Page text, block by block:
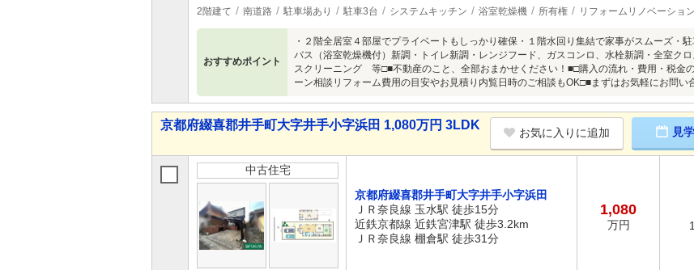
2階建て 南道路 駐車場あり 駐車3台 システムキッチン 浴室乾燥機 所有権 リフォームリノベーション
おすすめポイント
・２階全居室４部屋でプライベートもしっかり確保・１階水回り集結で家事がスムーズ・
バス（浴室乾燥機付）新調・トイレ新調・レンジフード、ガスコンロ、水栓新調・全室ク
スクリーニング 等□■不動産のこと、全部おまかせください！■□購入の流れ・費用・税金
ーン相談リフォーム費用の目安やお見積り内覧日時のご相談もOK□■まずはお気軽にお問い
京都府綴喜郡井手町大字井手小字浜田 1,080万円 3LDK
お気に入りに追加 見
中古住宅
京都府綴喜郡井手町大字井手小字浜田
ＪＲ奈良線 玉水駅 徒歩15分
近鉄京都線 近鉄宮津駅 徒歩3.2km
ＪＲ奈良線 棚倉駅 徒歩31分
1,080
万円